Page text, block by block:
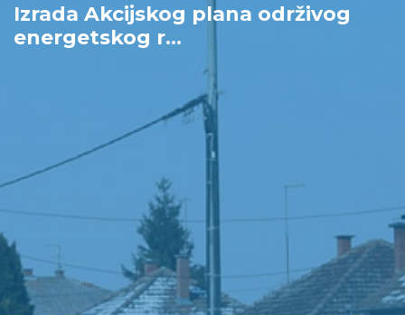
Izrada Akcijskog plana održivog
energetskog r...